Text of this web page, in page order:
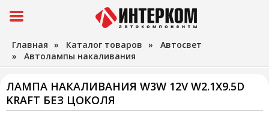
Главная » Каталог товаров » Автосвет
» Автолампы накаливания
ЛАМПА НАКАЛИВАНИЯ W3W 12V W2.1X9.5D
KRAFT БЕЗ ЦОКОЛЯ